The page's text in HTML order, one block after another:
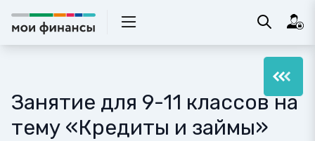
Занятие для 9-11 классов на
тему «Кредиты и займы»